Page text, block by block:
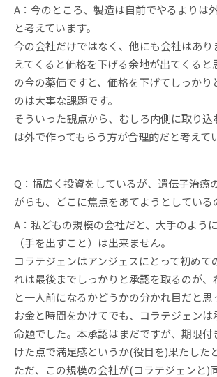
A：今のところ、製造は自前でやるよりは
と考えています。
今の会社だけではなく、他にも会社はあり
えてくると価格を下げる余地が出てくると
の今の薬価ですと、価格を下げてしっかり
のは大事な課題です。
そういった観点から、むしろ内側に取り
は外で作ってもらう方が合理的だと考えて
Q：幅広く投資をしているが、遺伝子治療
がらも、どこに焦点をあてようとしている
A：私どもの規模の会社だと、大手のよう
（手を出すこと）は出来ません。
コラテジェンはアンジェスにとって初めて
れは最後までしっかりと承認を取るのが、
と一人前になるかどうかの分かれ目だと思
お金と時間をかけてでも、コラテジェン
命題でした。本承認はまだですが、期限付
けた点で満足感というか(役目を)果たした
ただ、この規模の会社が(コラテジェンと)